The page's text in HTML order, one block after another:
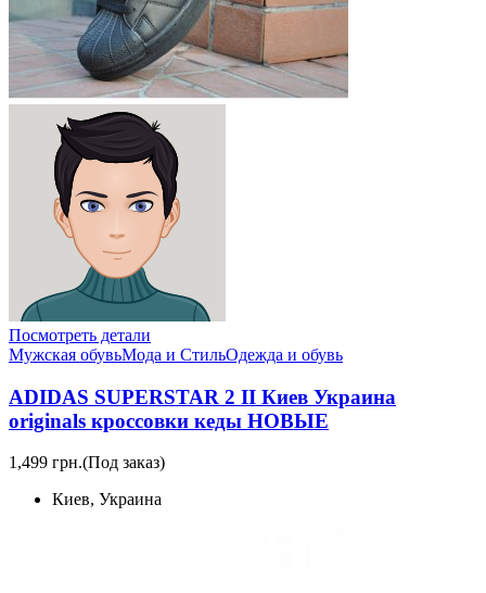
Посмотреть детали
Мужская обувьМода и СтильОдежда и обувь
ADIDAS SUPERSTAR 2 II Киев Украина
originals кроссовки кеды НОВЫЕ
1,499 грн.(Под заказ)
Киев, Украина